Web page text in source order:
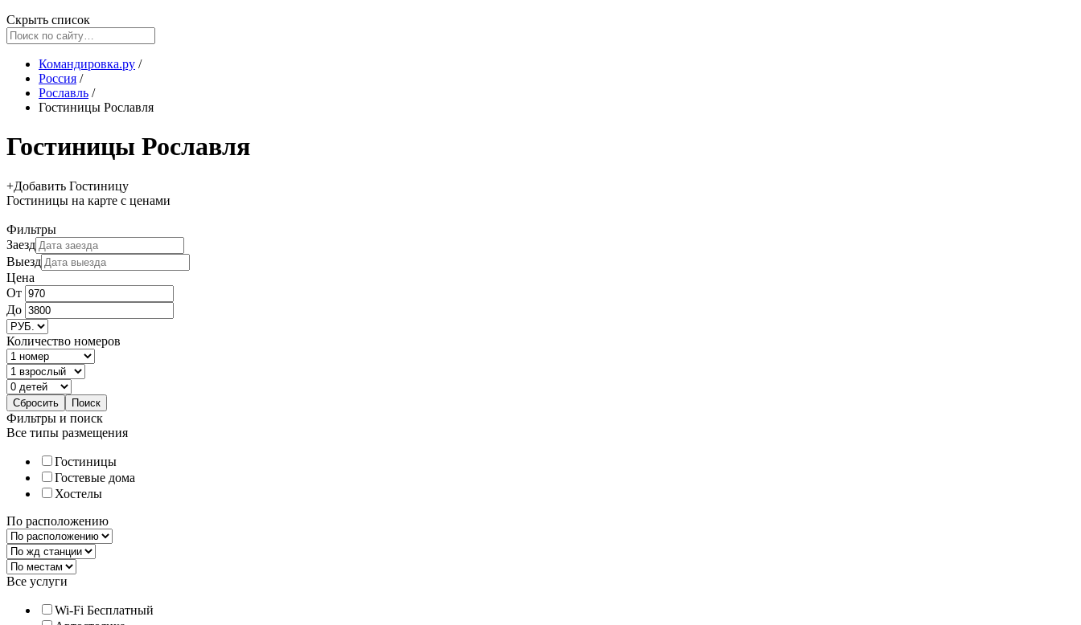
Скрыть список
Командировка.ру /
Россия /
Рославль /
Гостиницы Рославля
Гостиницы Рославля
+Добавить Гостиницу
Гостиницы на карте с ценами
Фильтры
Заезд
Выезд
Цена
От
До
Количество номеров
Фильтры и поиск
Все типы размещения
Гостиницы
Гостевые дома
Хостелы
По расположению
Все услуги
Wi-Fi Бесплатный